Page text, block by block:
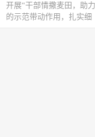
开展“干部情撒麦田，助
的示范带动作用，扎实细